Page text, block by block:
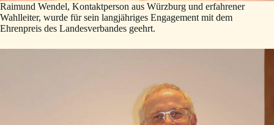
Raimund Wendel, Kontaktperson aus Würzburg und erfahrener
Wahlleiter, wurde für sein langjähriges Engagement mit dem
Ehrenpreis des Landesverbandes geehrt.